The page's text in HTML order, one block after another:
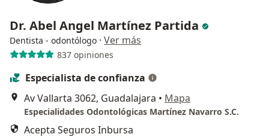
Dr. Abel Angel Martínez Partida
Dentista - odontólogo · Ver más
837 opiniones
Especialista de confianza
Av Vallarta 3062, Guadalajara • Mapa
Especialidades Odontológicas Martínez Navarro S.C.
Acepta Seguros Inbursa